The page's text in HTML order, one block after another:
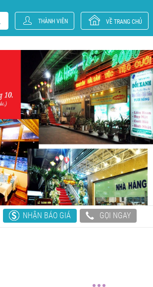
THÀNH VIÊN VỀ TRANG CHỦ
NHẬN BÁO GIÁ GỌI NGAY